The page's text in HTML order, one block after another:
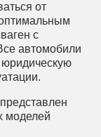
от
с
автомобили
юридическую
моделей